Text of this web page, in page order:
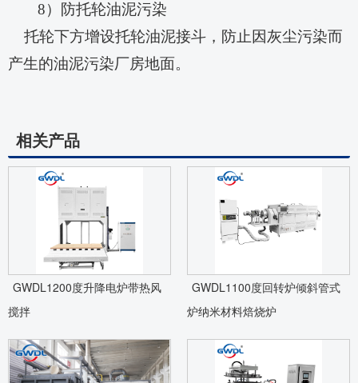
8）防托轮油泥污染
托轮下方增设托轮油泥接斗，防止因灰尘污染而
产生的油泥污染厂房地面。
相关产品
GWDL1200度升降电炉带热风
搅拌
GWDL1100度回转炉倾斜管式
炉纳米材料焙烧炉